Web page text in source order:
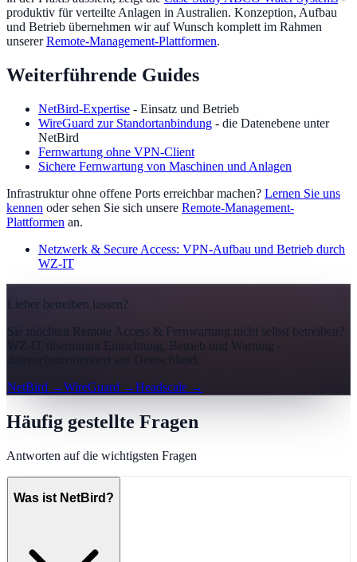
produktiv für verteilte Anlagen in Australien. Konzeption, Aufbau
und Betrieb übernehmen wir auf Wunsch komplett im Rahmen
unsererRemote-Management-Plattformen.
Weiterführende Guides
NetBird-Expertise - Einsatz und Betrieb
WireGuard zur Standortanbindung - die Datenebene unter
NetBird
Fernwartung ohne VPN-Client
Sichere Fernwartung von Maschinen und Anlagen
Infrastruktur ohne offene Ports erreichbar machen? Lernen Sie uns
kennen oder sehen Sie sich unsere Remote-Management-
Plattformen an.
Netzwerk & Secure Access: VPN-Aufbau und Betrieb durch
WZ-IT
Lieber betreiben lassen?
Sie möchten Remote Access & Fernwartung nicht selbst betreiben?
WZ-IT übernimmt Einrichtung, Betrieb und Wartung -
datenschutzorientiert aus Deutschland.
NetBird →WireGuard →Headscale →
Häufig gestellte Fragen
Antworten auf die wichtigsten Fragen
Was ist NetBird?